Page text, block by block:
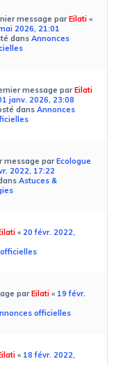
message parEilati«
2026, 21:01
dans Annonces
message parEilati
janv. 2026, 23:08
dans Annonces
message parEcologue
2022, 17:22
Astuces &
« 20 févr. 2022,
parEilati« 19 févr.
officielles
« 18 févr. 2022,